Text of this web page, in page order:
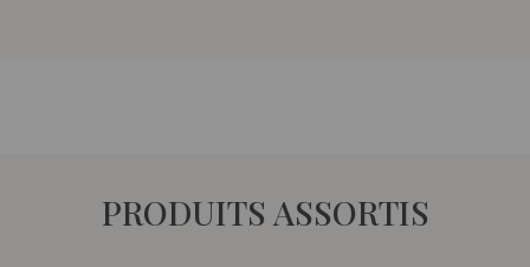
PRODUITS ASSORTIS